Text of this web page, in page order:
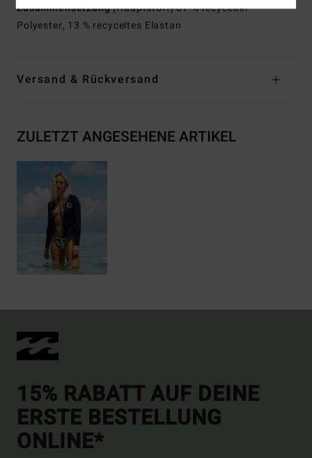
Zusammensetzung[Hauptstoff] 87 % recycelter
Polyester, 13 % recyceltes Elastan
Versand & Rückversand
ZULETZT ANGESEHENE ARTIKEL
15% RABATT AUF DEINE
ERSTE BESTELLUNG
ONLINE*